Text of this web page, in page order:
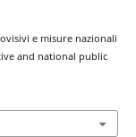
e misure nazionali
and national public